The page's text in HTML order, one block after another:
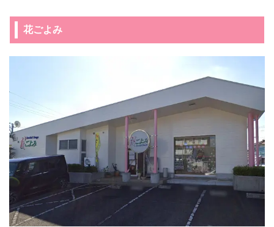
花ごよみ